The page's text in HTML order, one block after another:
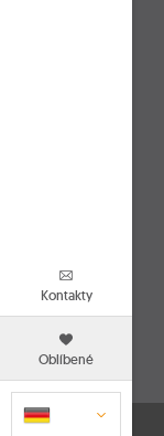
Kontakty
Oblíbené